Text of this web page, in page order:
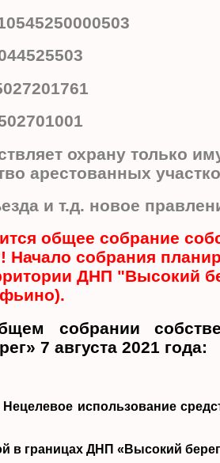
охрану только
арестованных
и т.д. новое
общее собрание
собрания
ДНП "Высокий
собрании
7 августа 2021 года:
использование
в границах ДНП «Высокий